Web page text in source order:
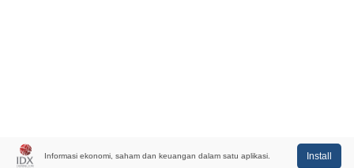
Informasi ekonomi, saham dan keuangan dalam satu aplikasi. Install